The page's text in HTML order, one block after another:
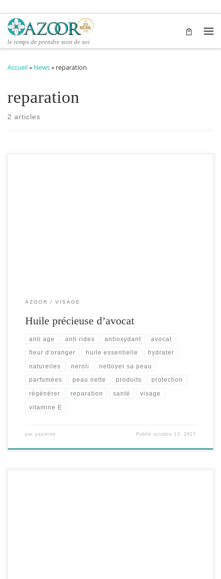
Passer au contenu
le temps de prendre soin de soi
Accueil» News» reparation
reparation
2 articles
AZOOR VISAGE
Huile précieuse d’avocat
anti age anti rides antioxydant avocat
fleur d'oranger huile essentielle hydrater
naturelles neroli nettoyer sa peau
parfumées peau nette produits protection
régénérer reparation santé visage
vitamine E
par yasmine Publiéoctobre 13, 2017